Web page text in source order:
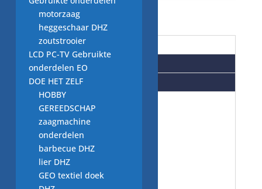
Beschrijving
Aanvullende informatie
Beoordelingen (0)
wasmachine
onderdelen:
NIEUW
motorzaag
heggeschaar DHZ
zoutstrooier
LCD PC-TV Gebruikte
onderdelen EO
DOE HET ZELF
HOBBY
GEREEDSCHAP
zaagmachine
onderdelen
barbecue DHZ
lier DHZ
GEO textiel doek